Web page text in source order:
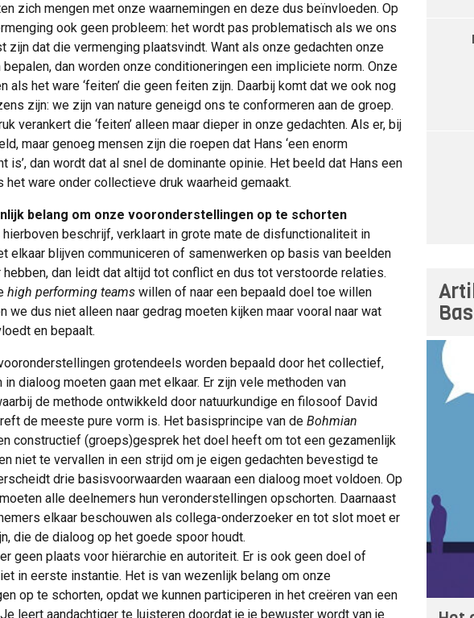
zich mengen met onze waarnemingen en deze dus beïnvloeden. Op
ook geen probleem: het wordt pas problematisch als we ons
zijn dat die vermenging plaatsvindt. Want als onze gedachten onze
bepalen, dan worden onze conditioneringen een impliciete norm. Onze
als het ware ‘feiten’ die geen feiten zijn. Daarbij komt dat we ook nog
zijn: we zijn van nature geneigd ons te conformeren aan de groep.
verankert die ‘feiten’ alleen maar dieper in onze gedachten. Als er, bij
maar genoeg mensen zijn die roepen dat Hans ‘een enorm
is’, dan wordt dat al snel de dominante opinie. Het beeld dat Hans een
ware onder collectieve druk waarheid gemaakt.
belang om onze vooronderstellingen op te schorten
beschrijf, verklaart in grote mate de disfunctionaliteit in
elkaar blijven communiceren of samenwerken op basis van beelden
hebben, dan leidt dat altijd tot conflict en dus tot verstoorde relaties.
high performing teams willen of naar een bepaald doel toe willen
we dus niet alleen naar gedrag moeten kijken maar vooral naar wat
en bepaalt.
grotendeels worden bepaald door het collectief,
in dialoog moeten gaan met elkaar. Er zijn vele methoden van
de methode ontwikkeld door natuurkundige en filosoof David
de meeste pure vorm is. Het basisprincipe van de Bohmian
constructief (groeps)gesprek het doel heeft om tot een gezamenlijk
niet te vervallen in een strijd om je eigen gedachten bevestigd te
drie basisvoorwaarden waaraan een dialoog moet voldoen. Op
alle deelnemers hun veronderstellingen opschorten. Daarnaast
elkaar beschouwen als collega-onderzoeker en tot slot moet er
die de dialoog op het goede spoor houdt.
geen plaats voor hiërarchie en autoriteit. Er is ook geen doel of
in eerste instantie. Het is van wezenlijk belang om onze
op te schorten, opdat we kunnen participeren in het creëren van een
leert aandachtiger te luisteren doordat je je bewuster wordt van je